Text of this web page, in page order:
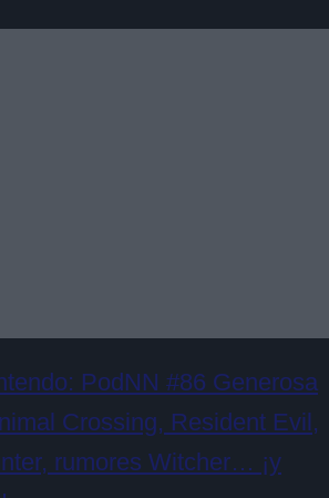
PodNN #86 Generosa
Crossing, Resident Evil,
rumores Witcher… ¡y